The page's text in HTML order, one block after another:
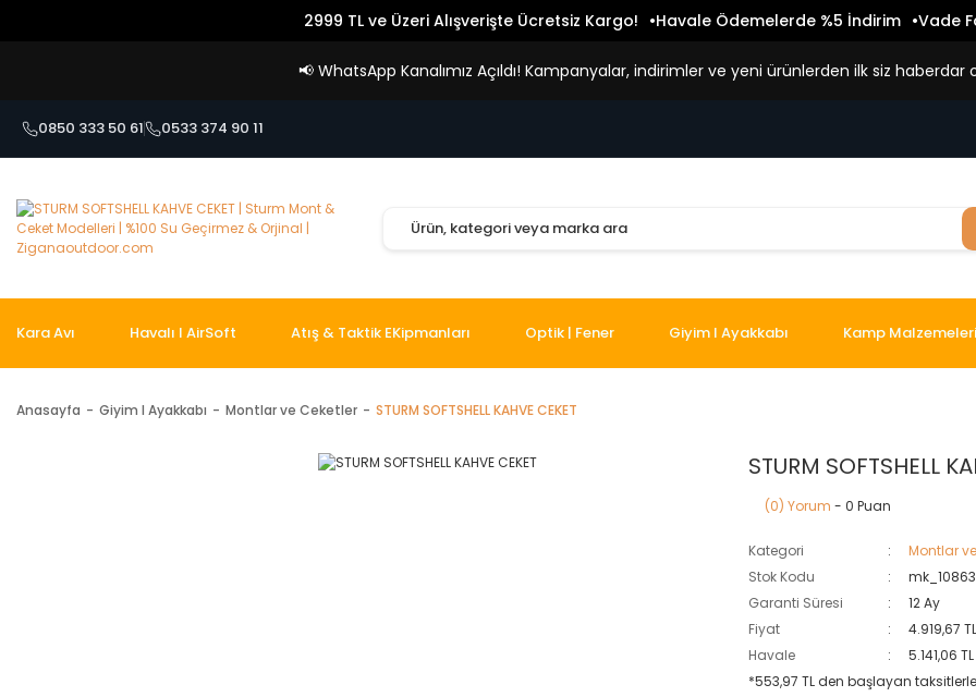
2999 TL ve Üzeri Alışverişte Ücretsiz Kargo! Havale Ödemelerde %5 İndirim Vade
📢 WhatsApp Kanalımız Açıldı! Kampanyalar, indirimler ve yeni ürünlerden ilk siz haberdar
0850 333 50 61 0533 374 90 11
Kara Avı Havalı I AirSoft Atış & Taktik EKipmanları Optik | Fener Giyim I Ayakkabı Kamp Malzemeleri
Anasayfa Giyim I Ayakkabı Montlar ve Ceketler STURM SOFTSHELL KAHVE CEKET
STURM SOFTSHELL
(0) Yorum - 0 Puan
Kategori
Montlar
Stok Kodu
Garanti Süresi
12 Ay
Fiyat
4.919,67
Havale
5.141,06
*553,97 TL den başlayan